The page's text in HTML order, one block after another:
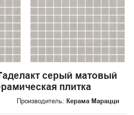
серый матовый
плитка
Производитель: Керама Марацци